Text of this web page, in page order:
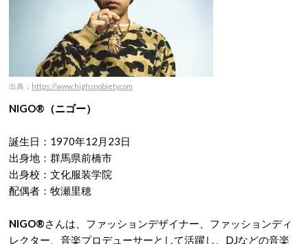
出典： https://www.highsnobiety.com
NIGO®（ニゴー）
誕生日：1970年12月23日
出身地：群馬県前橋市
出身校：文化服装学院
配偶者：牧瀬里穂
NIGO®さんは、ファッションデザイナー、ファッションディ
レクター、音楽プロデューサーとして活躍し、DJなどの音楽